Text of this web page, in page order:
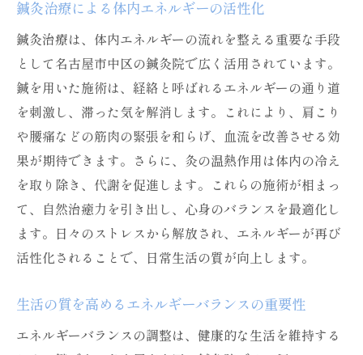
鍼灸治療による体内エネルギーの活性化
鍼灸治療は、体内エネルギーの流れを整える重要な手段
として名古屋市中区の鍼灸院で広く活用されています。
鍼を用いた施術は、経絡と呼ばれるエネルギーの通り道
を刺激し、滞った気を解消します。これにより、肩こり
や腰痛などの筋肉の緊張を和らげ、血流を改善させる効
果が期待できます。さらに、灸の温熱作用は体内の冷え
を取り除き、代謝を促進します。これらの施術が相まっ
て、自然治癒力を引き出し、心身のバランスを最適化し
ます。日々のストレスから解放され、エネルギーが再び
活性化されることで、日常生活の質が向上します。
生活の質を高めるエネルギーバランスの重要性
エネルギーバランスの調整は、健康的な生活を維持する